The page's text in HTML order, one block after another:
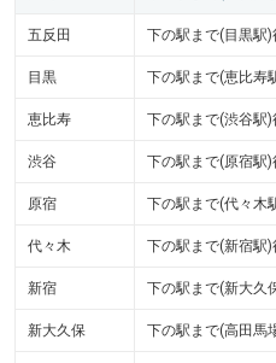
五反田 下の駅まで(目黒駅
目黒 下の駅まで(恵比寿
恵比寿 下の駅まで(渋谷駅
渋谷 下の駅まで(原宿駅
原宿 下の駅まで(代々木
代々木 下の駅まで(新宿駅
新宿 下の駅まで(新大久
新大久保 下の駅まで(高田馬